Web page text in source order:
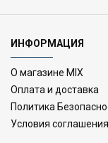
ИНФОРМАЦИЯ
О магазине MIX
Оплата и доставка
Политика
Условия соглашения